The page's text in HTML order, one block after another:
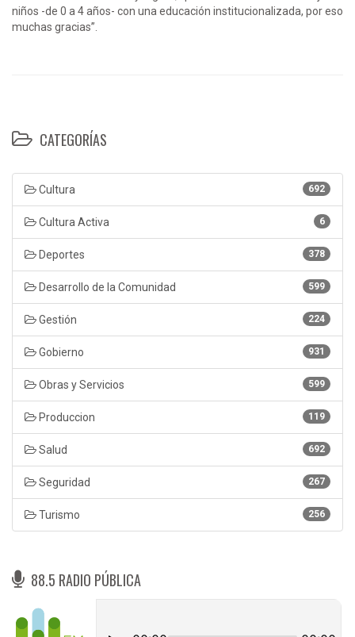
niños -de 0 a 4 años- con una educación institucionalizada, por eso
muchas gracias”.
CATEGORÍAS
692
Cultura
6
Cultura Activa
378
Deportes
599
Desarrollo de la Comunidad
224
Gestión
931
Gobierno
599
Obras y Servicios
119
Produccion
692
Salud
267
Seguridad
256
Turismo
88.5 RADIO PÚBLICA